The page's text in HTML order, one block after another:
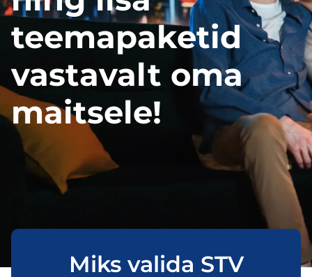
teemapaketid
vastavalt oma
maitsele!
Miks valida STV